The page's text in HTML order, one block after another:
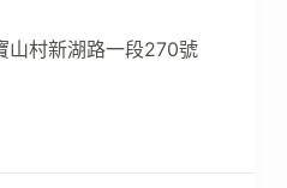
山村新湖路一段270號